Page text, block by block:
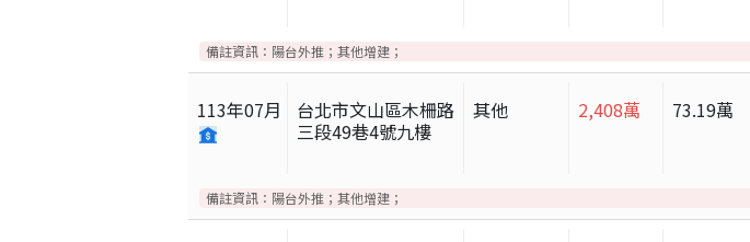
備註資訊： 陽台外推；其他增建；
113年07月
台北市文山區木柵路
三段49巷4號九樓
其他 2,408萬 73.19萬
備註資訊： 陽台外推；其他增建；